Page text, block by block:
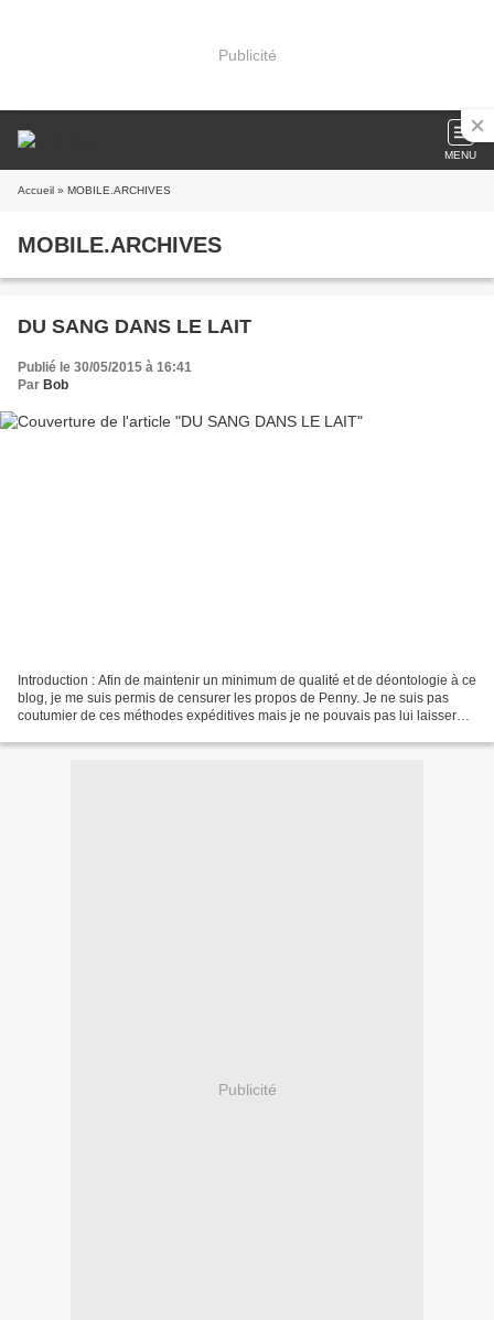
Publicité
MENU
Accueil » MOBILE.ARCHIVES
MOBILE.ARCHIVES
DU SANG DANS LE LAIT
Publié le 30/05/2015 à 16:41
Par Bob
Introduction : Afin de maintenir un minimum de qualité et de déontologie à ce
blog, je me suis permis de censurer les propos de Penny. Je ne suis pas
coutumier de ces méthodes expéditives mais je ne pouvais pas lui laisser
Publicité